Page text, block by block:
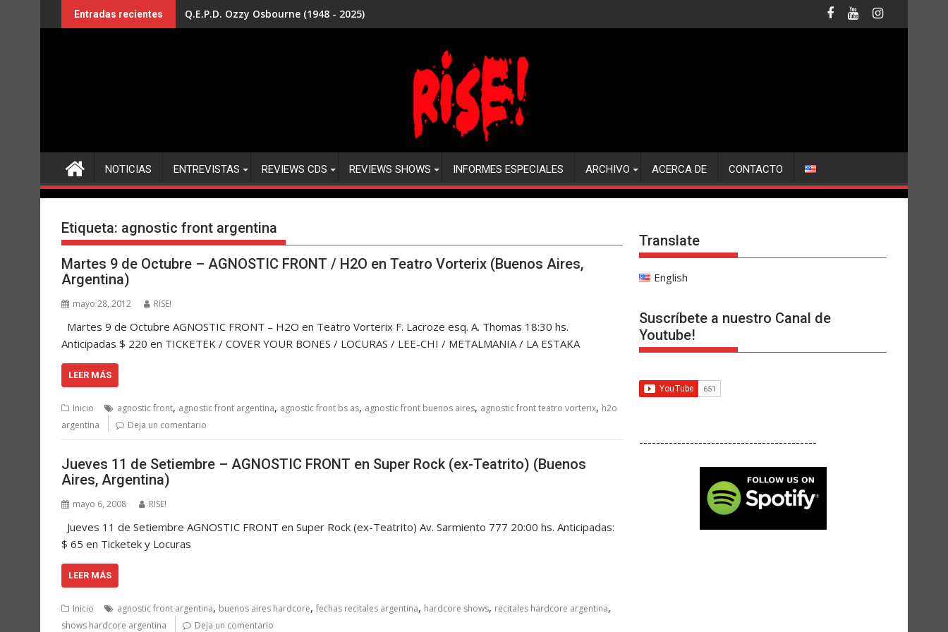
al
Entradas recientes Q.E.P.D. Ozzy Osbourne (1948 - 2025)
NOTICIAS ENTREVISTAS REVIEWS CDS REVIEWS SHOWS INFORMES ESPECIALES ARCHIVO ACERCA DE CONTACTO
Etiqueta: agnostic front argentina
Martes 9 de Octubre – AGNOSTIC FRONT / H2O en Teatro Vorterix (Buenos Aires,
Argentina)
mayo 28, 2012 RISE!
Martes 9 de Octubre AGNOSTIC FRONT – H2O en Teatro Vorterix F. Lacroze esq. A. Thomas 18:30 hs.
Anticipadas $ 220 en TICKETEK / COVER YOUR BONES / LOCURAS / LEE-CHI / METALMANIA / LA ESTAKA
LEER MÁS
Inicio agnostic front, agnostic front argentina, agnostic front bs as, agnostic front buenos aires, agnostic front teatro vorterix, h2o
argentina
Deja un comentario
Jueves 11 de Setiembre – AGNOSTIC FRONT en Super Rock (ex-Teatrito) (Buenos
Aires, Argentina)
mayo 6, 2008 RISE!
Jueves 11 de Setiembre AGNOSTIC FRONT en Super Rock (ex-Teatrito) Av. Sarmiento 777 20:00 hs. Anticipadas:
$ 65 en Ticketek y Locuras
LEER MÁS
Inicio agnostic front argentina, buenos aires hardcore, fechas recitales argentina, hardcore shows, recitales hardcore argentina,
shows hardcore argentina Deja un comentario
Translate
English
Suscríbete a nuestro Canal de
Youtube!
------------------------------------------